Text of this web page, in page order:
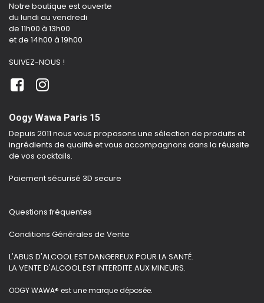
Notre boutique est ouverte
du lundi au vendredi
de 11h00 à 13h00
et de 14h00 à 19h00
SUIVEZ-NOUS !
Oogy Wawa Paris 15
Depuis 2011 nous vous proposons une sélection de produits et
ingrédients de qualité et vous accompagnons dans la réussite
de vos cocktails.
Paiement sécurisé 3D secure
Questions fréquentes
Conditions Générales de Vente
L'ABUS D'ALCOOL EST DANGEREUX POUR LA SANTÉ.
LA VENTE D'ALCOOL EST INTERDITE AUX MINEURS.
OOGY WAWA® est une marque déposée.